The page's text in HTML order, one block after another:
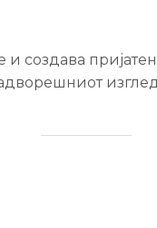
и создава